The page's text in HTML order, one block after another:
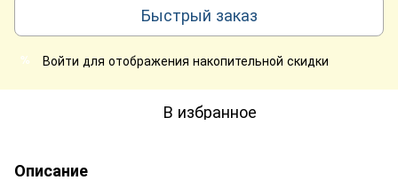
Быстрый заказ
% Войти для отображения накопительной скидки
В избранное
Описание